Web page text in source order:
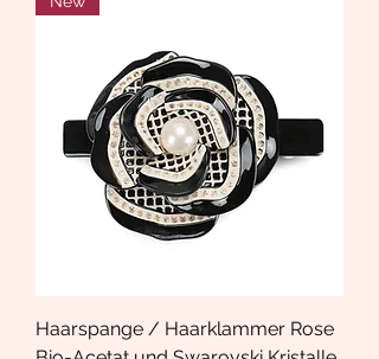
Haarspange / Haarklammer Rose